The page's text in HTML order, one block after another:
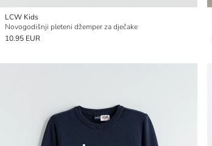
LCW Kids
Novogodišnji pleteni džemper za dječake
10.95 EUR